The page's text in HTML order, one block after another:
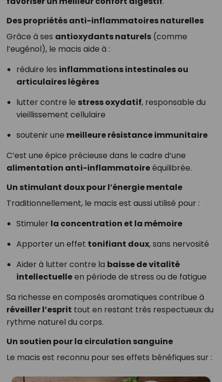
Des propriétés anti-inflammatoires naturelles
Grâce à ses antioxydants naturels(comme
l’eugénol), le macis aide à :
réduire les inflammations intestinales ou
articulaires légères
lutter contre le stress oxydatif, responsable du
vieillissement cellulaire
soutenir une meilleure résistance immunitaire
C’est une épice précieuse dans le cadre d’une
alimentation anti-inflammatoireéquilibrée.
Un stimulant doux pour l’énergie mentale
Traditionnellement, le macis est aussi utilisé pour :
Stimuler la concentration et la mémoire
Apporter un effet tonifiant doux, sans nervosité
Aider à lutter contre la baisse de vitalité
intellectuelleen période de stress ou de fatigue
Sa richesse en composés aromatiques contribue à
réveiller l’esprit tout en restant très respectueux du
rythme naturel du corps.
Un soutien pour la circulation sanguine
Le macis est reconnu pour ses effets bénéfiques sur :